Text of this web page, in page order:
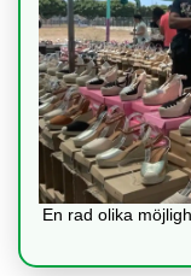
En rad olika